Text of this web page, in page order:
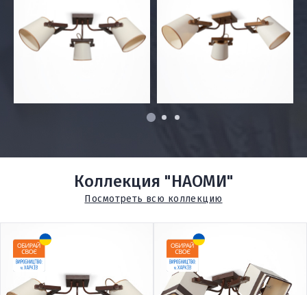
1 2 3
Коллекция "НАОМИ"
Посмотреть всю коллекцию